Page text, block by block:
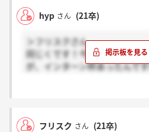
hyp さん (21卒)
＞フリスクさん
同じくです！今年インターン
が、インターン枠あったんで
フリスク さん (21卒)